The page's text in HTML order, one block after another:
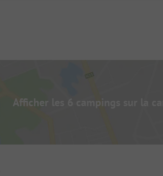
Afficher les 6 campings sur la